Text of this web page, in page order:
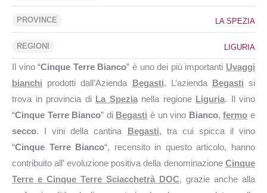
PROVINCE LA SPEZIA
REGIONI LIGURIA
Il vino “Cinque Terre Bianco” è uno dei più importanti Uvaggi
bianchi prodotti dall’Azienda Begasti. L’azienda Begasti si
trova in provincia di La Spezianella regione Liguria. Il vino
“Cinque Terre Bianco” di Begasti è un vino Bianco,fermo e
secco. I vini della cantina Begasti, tra cui spicca il vino
“Cinque Terre Bianco“, recensito in questo articolo, hanno
contribuito all’ evoluzione positiva della denominazione Cinque
Terre e Cinque Terre Sciacchetrà DOC, grazie anche alla